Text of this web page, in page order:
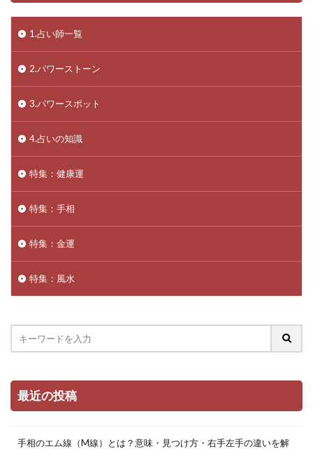
1.占い師一覧
2.パワーストーン
3.パワースポット
4.占いの知識
特集：健康運
特集：手相
特集：金運
特集：風水
最近の投稿
手相のエム線（M線）とは？意味・見つけ方・右手左手の違いを解